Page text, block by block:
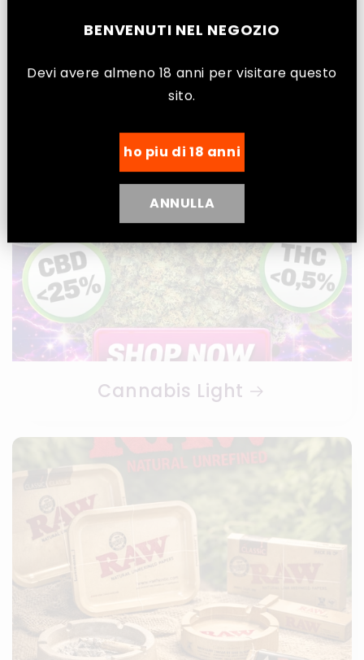
Cannabis Light
BENVENUTI NEL NEGOZIO
Devi avere almeno 18 anni per visitare questo
sito.
ho piu di 18 anni
ANNULLA